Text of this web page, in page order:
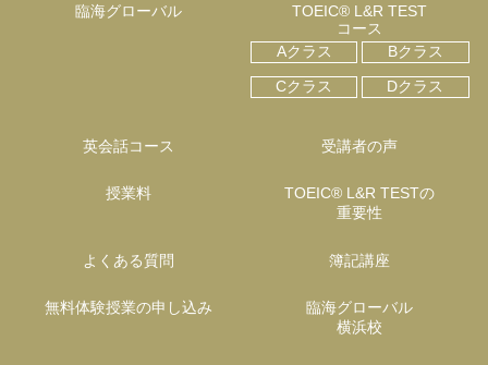
臨海グローバル
TOEIC® L&R TEST
コース
Aクラス
Bクラス
Cクラス Dクラス
英会話コース 受講者の声
授業料
TOEIC® L&R TESTの
重要性
よくある質問 簿記講座
無料体験授業の申し込み
臨海グローバル
横浜校